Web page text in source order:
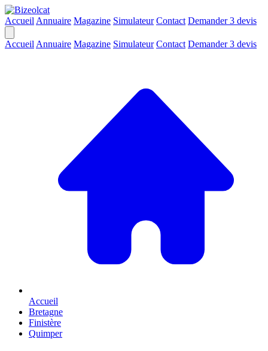
Accueil Annuaire Magazine Simulateur Contact Demander 3 devis
Accueil Annuaire Magazine Simulateur Contact Demander 3 devis
Accueil
Bretagne
Finistère
Quimper